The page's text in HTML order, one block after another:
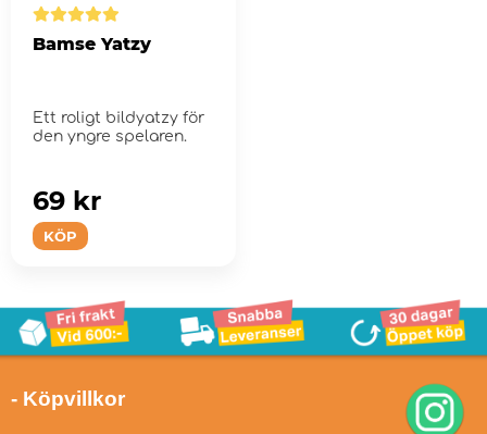
Bamse Yatzy
Ett roligt bildyatzy för
den yngre spelaren.
KÖP
69 kr
- Köpvillkor